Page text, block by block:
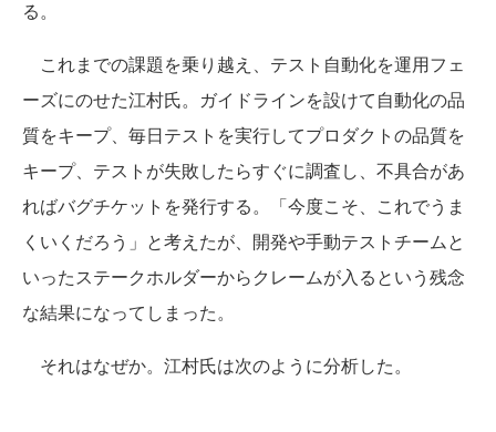
る。
これまでの課題を乗り越え、テスト自動化を運用フェ
ーズにのせた江村氏。ガイドラインを設けて自動化の品
質をキープ、毎日テストを実行してプロダクトの品質を
キープ、テストが失敗したらすぐに調査し、不具合があ
ればバグチケットを発行する。「今度こそ、これでうま
くいくだろう」と考えたが、開発や手動テストチームと
いったステークホルダーからクレームが入るという残念
な結果になってしまった。
それはなぜか。江村氏は次のように分析した。